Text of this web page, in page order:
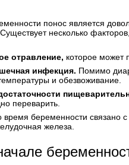
понос является
несколько
отравление, которое может
инфекция. Помимо
и обезвоживание.
переварить.
время беременности связано
железа.